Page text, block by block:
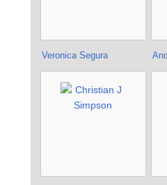
Veronica Segura